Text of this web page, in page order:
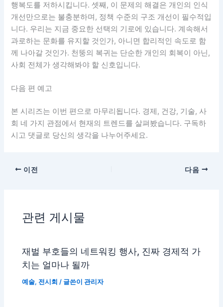
행복도를 저하시킵니다. 셋째, 이 문제의 해결은 개인의 인식
개선만으로는 불충분하며, 정책 수준의 구조 개선이 필수적입
니다. 우리는 지금 중요한 선택의 기로에 있습니다. 계속해서
과로하는 문화를 유지할 것인가, 아니면 합리적인 속도로 함
께 나아갈 것인가. 천뚱의 복귀는 단순한 개인의 회복이 아닌,
사회 전체가 생각해봐야 할 신호입니다.
다음 편 예고
본 시리즈는 이번 편으로 마무리됩니다. 경제, 건강, 기술, 사
회 네 가지 관점에서 현재의 트렌드를 살펴봤습니다. 구독하
시고 댓글로 당신의 생각을 나누어주세요.
이전 다음
관련 게시물
재벌 부호들의 네트워킹 행사, 진짜 경제적 가
치는 얼마나 될까
예술, 전시회 / 글쓴이관리자